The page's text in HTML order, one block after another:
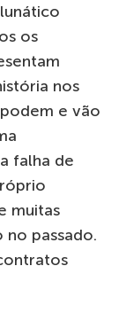
os
nos
e vão
falha de
muitas
passado.